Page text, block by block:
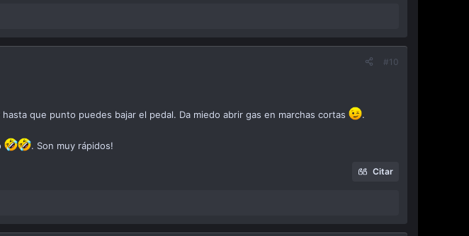
#10
que punto puedes bajar el pedal. Da miedo abrir gas en marchas cortas .
. Son muy rápidos!
Citar